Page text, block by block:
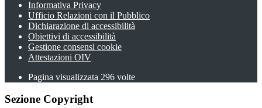
Informativa Privacy
Ufficio Relazioni con il Pubblico
Dichiarazione di accessibilità
Obiettivi di accessibilità
Gestione consensi cookie
Attestazioni OIV
Pagina visualizzata 296 volte
Sezione Copyright